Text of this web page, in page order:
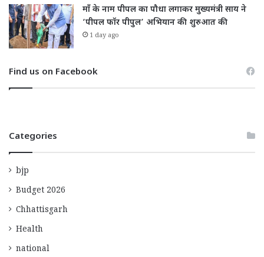
माँ के नाम पीपल का पौधा लगाकर मुख्यमंत्री साय ने
‘पीपल फॉर पीपुल’ अभियान की शुरुआत की
1 day ago
Find us on Facebook
Categories
bjp
Budget 2026
Chhattisgarh
Health
national